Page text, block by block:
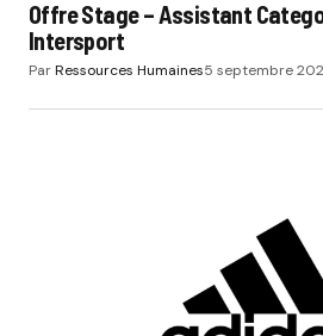
Offre Stage – Assistant
Intersport
ParRessources Humaines5 septembre